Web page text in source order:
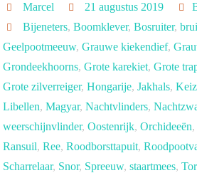
Marcel 21 augustus 2019
Bijeneters, Boomklever, Bosruiter,
Geelpootmeeuw, Grauwe kiekendief,
Grondeekhoorns, Grote karekiet, Grote
Grote zilverreiger, Hongarije, Jakhals,
Libellen, Magyar, Nachtvlinders,
weerschijnvlinder, Oostenrijk, Orchideeën,
Ransuil, Ree, Roodborsttapuit,
Scharrelaar, Snor, Spreeuw, staartmees,